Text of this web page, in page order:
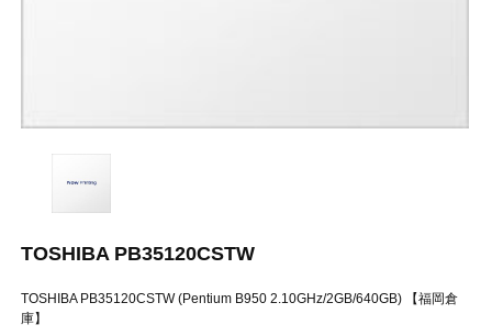
TOSHIBA PB35120CSTW
TOSHIBA PB35120CSTW (Pentium B950 2.10GHz/2GB/640GB) 【福岡倉
庫】